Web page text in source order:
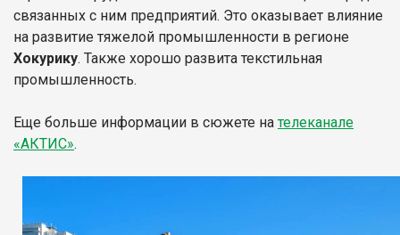
связанных с ним предприятий. Это оказывает влияние
на развитие тяжелой промышленности в регионе
Хокурику. Также хорошо развита текстильная
промышленность.
Еще больше информации в сюжете на телеканале
«АКТИС».